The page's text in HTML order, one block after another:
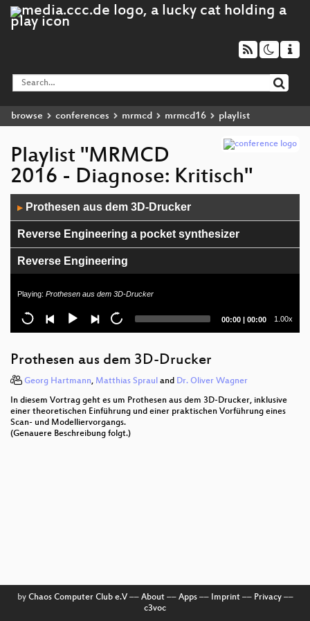
browse conferences mrmcd mrmcd16 playlist
Playlist "MRMCD
2016 - Diagnose: Kritisch"
Player
▶ Prothesen aus dem 3D-Drucker
Reverse Engineering a pocket synthesizer
Reverse Engineering
Non-conventional OOP Paradigm
Medical imaging for dummies
DNSSEC
Or GNOME.
NexMon - Make Wi-Fi hacking on smartphones great
Playing: Prothesen aus dem 3D-Drucker
Current
00:00 | Total
00:00 1.00x
Prothesen aus dem 3D-Drucker
Georg Hartmann, Matthias Spraul and Dr. Oliver Wagner
In diesem Vortrag geht es um Prothesen aus dem 3D-Drucker, inklusive
einer theoretischen Einführung und einer praktischen Vorführung eines
Scan- und Modelliervorgangs.
(Genauere Beschreibung folgt.)
by Chaos Computer Club e.V–– About–– Apps–– Imprint–– Privacy––
c3voc